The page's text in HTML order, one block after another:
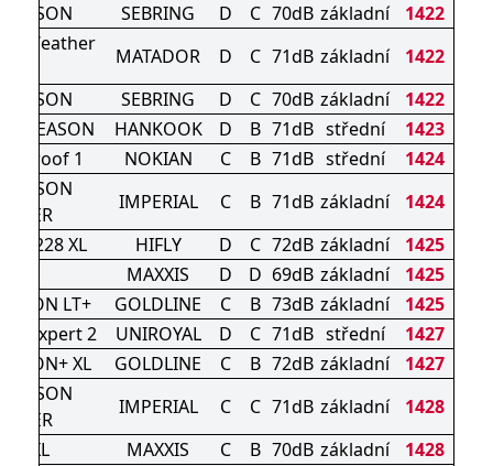
SEASON
SEBRING D C 70dB základní
1422
Weather
MATADOR D C 71dB základní
1422
SEASON
SEBRING D C 70dB základní
1422
HANKOOK D B 71dB střední
1423
1
NOKIAN C B 71dB střední
1424
SEASON
IMPERIAL C B 71dB základní
1424
228 XL
HIFLY D C 72dB základní
1425
MAXXIS D D 69dB základní
1425
LT+
GOLDLINE C B 73dB základní
1425
2
UNIROYAL D C 71dB střední
1427
XL
GOLDLINE C B 72dB základní
1427
SEASON
IMPERIAL C C 71dB základní
1428
XL
MAXXIS C B 70dB základní
1428